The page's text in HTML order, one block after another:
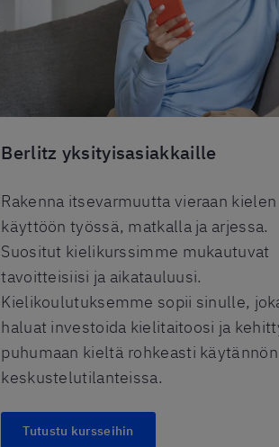
Berlitz yksityisasiakkaille
Rakenna itsevarmuutta vieraan kielen
käyttöön työssä, matkalla ja arjessa.
Suositut kielikurssimme mukautuvat
tavoitteisiisi ja aikatauluusi.
Kielikoulutuksemme sopii sinulle,
haluat investoida kielitaitoosi ja
puhumaan kieltä rohkeasti käytännön
keskustelutilanteissa.
Tutustu kursseihin